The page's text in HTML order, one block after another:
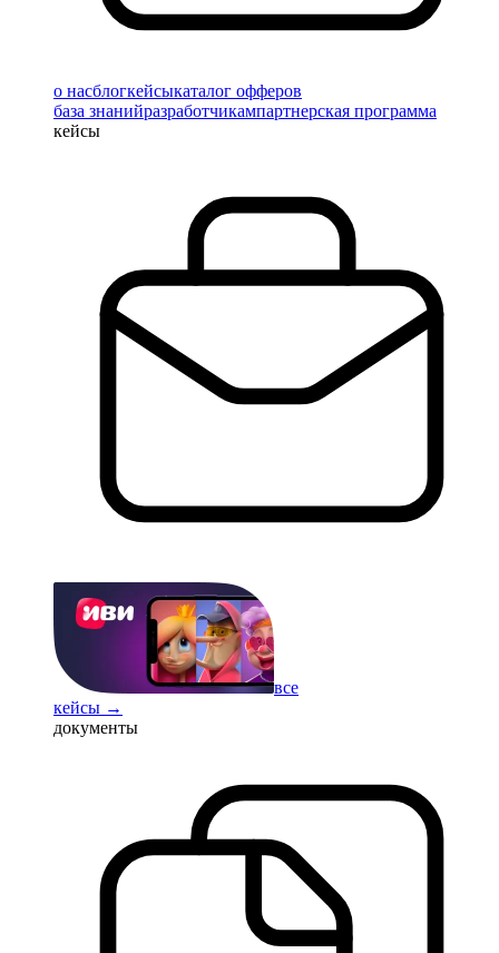
о насблогкейсыкаталог офферов
база знанийразработчикампартнерская программа
кейсы
все
кейсы →
документы